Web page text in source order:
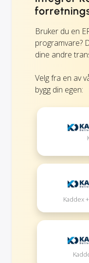
Bruker du en
programvare?
dine andre
Velg fra en av
bygg din egen:
Kaddex